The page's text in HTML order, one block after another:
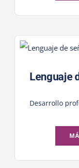
Lenguaje
Desarrollo